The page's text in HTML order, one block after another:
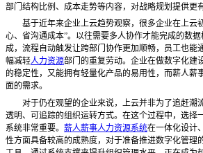
部门结构比例、成本走势等内容，对战略规划提供更
基于近年来企业上云趋势观察，很多企业在上云
心、省沟通成本”。以往需要多人协作才能完成的数
成，流程自动触发让跨部门协作更加顺畅，员工也能
幅减轻人力资源部门的重复劳动。企业在做数字化建
的稳定性，又能拥有轻量化产品的易用性，而薪人薪
面的需求。
对于仍在观望的企业来说，上云并非为了追赶潮流
透明、可追踪的组织运转方式。在这个过程中，选择
系统非常重要。 薪人薪事人力资源系统在一体化设计
性方面具备较高的成熟度，对于准备推进数字化管理